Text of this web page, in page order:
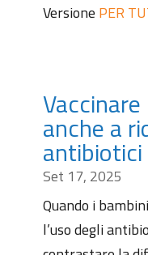
Versione PER
anche a
antibiotici
Set 17, 2025
Quando i
l’uso degli